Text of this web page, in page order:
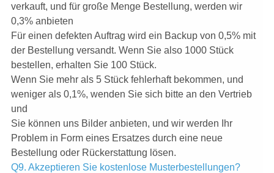
verkauft, und für große Menge Bestellung, werden wir
0,3% anbieten
Für einen defekten Auftrag wird ein Backup von 0,5% mit
der Bestellung versandt. Wenn Sie also 1000 Stück
bestellen, erhalten Sie 100 Stück.
Wenn Sie mehr als 5 Stück fehlerhaft bekommen, und
weniger als 0,1%, wenden Sie sich bitte an den Vertrieb
und
Sie können uns Bilder anbieten, und wir werden Ihr
Problem in Form eines Ersatzes durch eine neue
Bestellung oder Rückerstattung lösen.
Q9. Akzeptieren Sie kostenlose Musterbestellungen?